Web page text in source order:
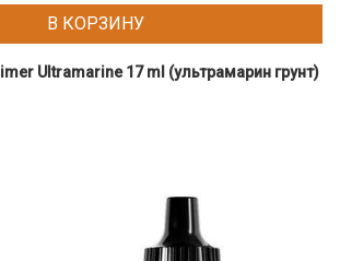
В КОРЗИНУ
Ultramarine 17 ml (ультрамарин грунт)